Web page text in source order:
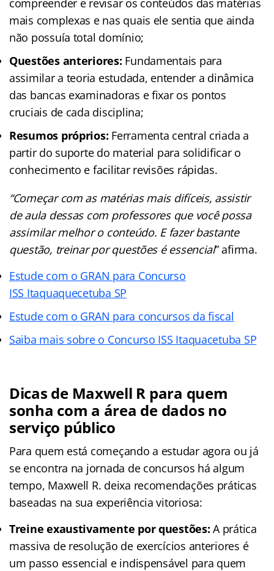
compreender e revisar os conteúdos das matérias
mais complexas e nas quais ele sentia que ainda
não possuía total domínio;
Questões anteriores: Fundamentais para
assimilar a teoria estudada, entender a dinâmica
das bancas examinadoras e fixar os pontos
cruciais de cada disciplina;
Resumos próprios: Ferramenta central criada a
partir do suporte do material para solidificar o
conhecimento e facilitar revisões rápidas.
“Começar com as matérias mais difíceis, assistir
de aula dessas com professores que você possa
assimilar melhor o conteúdo. E fazer bastante
questão, treinar por questões é essencial” afirma.
Estude com o GRAN para Concurso
ISS Itaquaquecetuba SP
Estude com o GRAN para concursos da fiscal
Saiba mais sobre o Concurso ISS Itaquacetuba SP
Dicas de Maxwell R para quem
sonha com a área de dados no
serviço público
Para quem está começando a estudar agora ou já
se encontra na jornada de concursos há algum
tempo, Maxwell R. deixa recomendações práticas
baseadas na sua experiência vitoriosa:
Treine exaustivamente por questões: A prática
massiva de resolução de exercícios anteriores é
um passo essencial e indispensável para quem